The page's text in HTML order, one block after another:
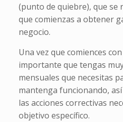
(punto de quiebre), que se
que comienzas a obtener
negocio.
Una vez que comiences
importante que tengas
mensuales que necesitas
mantenga funcionando,
las acciones correctivas
objetivo específico.